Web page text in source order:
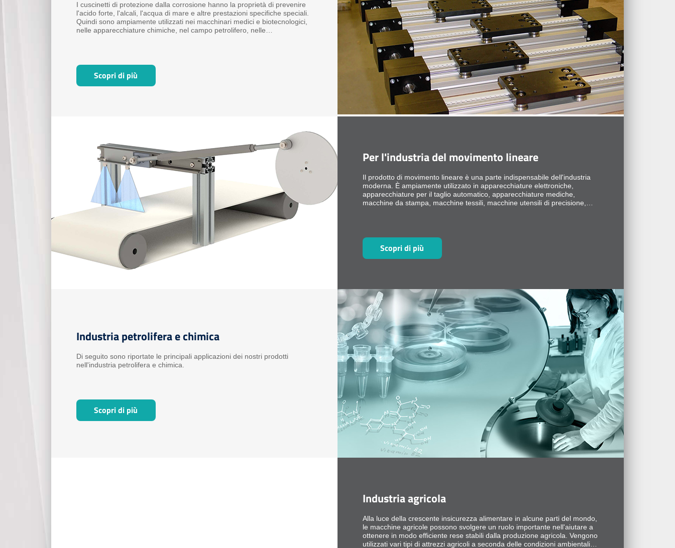
I cuscinetti di protezione dalla corrosione hanno la proprietà di prevenire
l'acido forte, l'alcali, l'acqua di mare e altre prestazioni specifiche speciali.
Quindi sono ampiamente utilizzati nei macchinari medici e biotecnologici,
nelle apparecchiature chimiche, nel campo petrolifero, nelle
Scopri di più
Per l'industria del movimento lineare
Il prodotto di movimento lineare è una parte indispensabile dell'industria
moderna. È ampiamente utilizzato in apparecchiature elettroniche,
apparecchiature per il taglio automatico, apparecchiature mediche,
macchine da stampa, macchine tessili, macchine utensili di precisione,
Scopri di più
Industria petrolifera e chimica
Di seguito sono riportate le principali applicazioni dei nostri prodotti
nell'industria petrolifera e chimica.
Scopri di più
Industria agricola
Alla luce della crescente insicurezza alimentare in alcune parti del mondo,
le macchine agricole possono svolgere un ruolo importante nell'aiutare a
ottenere in modo efficiente rese stabili dalla produzione agricola. Vengono
utilizzati vari tipi di attrezzi agricoli a seconda delle condizioni ambientali e